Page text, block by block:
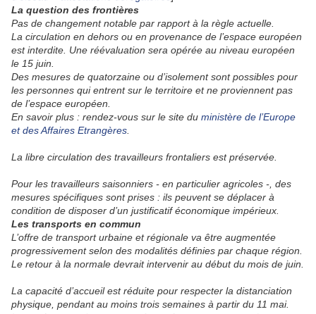
La question des frontières
Pas de changement notable par rapport à la règle actuelle.
La circulation en dehors ou en provenance de l’espace européen
est interdite. Une réévaluation sera opérée au niveau européen
le 15 juin.
Des mesures de quatorzaine ou d’isolement sont possibles pour
les personnes qui entrent sur le territoire et ne proviennent pas
de l’espace européen.
En savoir plus : rendez-vous sur le site du ministère de l’Europe
et des Affaires Etrangères
La libre circulation des travailleurs frontaliers est préservée.
Pour les travailleurs saisonniers - en particulier agricoles -, des
mesures spécifiques sont prises : ils peuvent se déplacer à
condition de disposer d’un justificatif économique impérieux.
Les transports en commun
L’offre de transport urbaine et régionale va être augmentée
progressivement selon des modalités définies par chaque région.
Le retour à la normale devrait intervenir au début du mois de juin.
La capacité d’accueil est réduite pour respecter la distanciation
physique, pendant au moins trois semaines à partir du 11 mai.